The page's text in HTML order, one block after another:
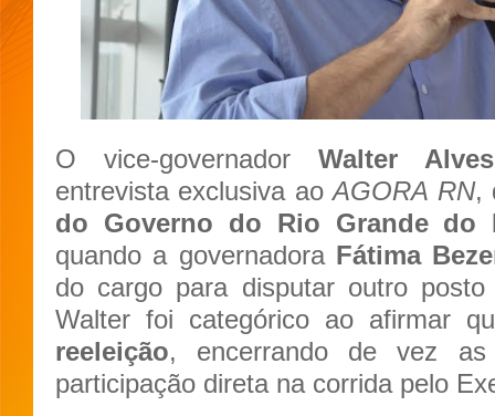
O vice-governador Walter
entrevista exclusiva aoAGORA RN,
do Governo do Rio Grande do
quando a governadora Fátima
do cargo para disputar outro
Walter foi categórico ao afirmar
reeleição, encerrando de vez as
participação direta na corrida pelo